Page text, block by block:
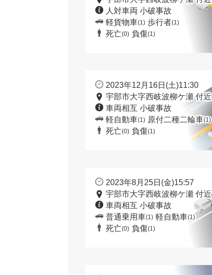
人対車両 小破事故
軽貨物車(1) 歩行者(1)
死亡(0) 負傷(1)
2023年12月16日(土)11:30
宇部市大字西岐波柳ケ瀬 付近
車両相互 小破事故
軽自動車(1) 原付二種二輪車(1)
死亡(0) 負傷(1)
2023年8月25日(金)15:57
宇部市大字西岐波柳ケ瀬 付近
車両相互 小破事故
普通乗用車(1) 軽自動車(1)
死亡(0) 負傷(1)